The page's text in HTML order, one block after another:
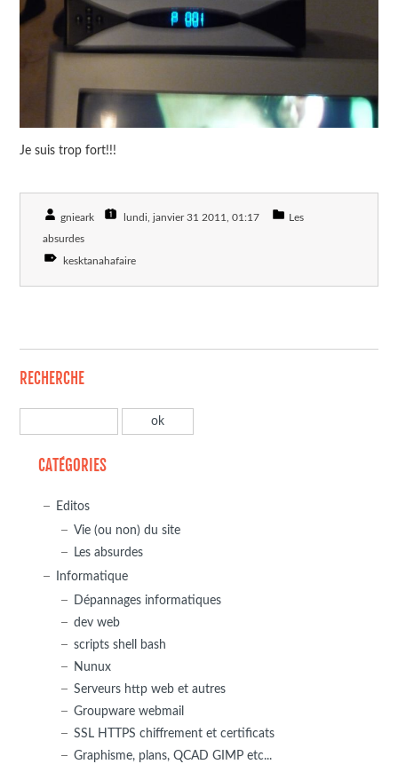
Je suis trop fort!!!
gnieark lundi, janvier 31 2011 , 01:17 Les
absurdes
kesktanahafaire
RECHERCHE
CATÉGORIES
Editos
Vie (ou non) du site
Les absurdes
Informatique
Dépannages informatiques
dev web
scripts shell bash
Nunux
Serveurs http web et autres
Groupware webmail
SSL HTTPS chiffrement et certificats
Graphisme, plans, QCAD GIMP etc...